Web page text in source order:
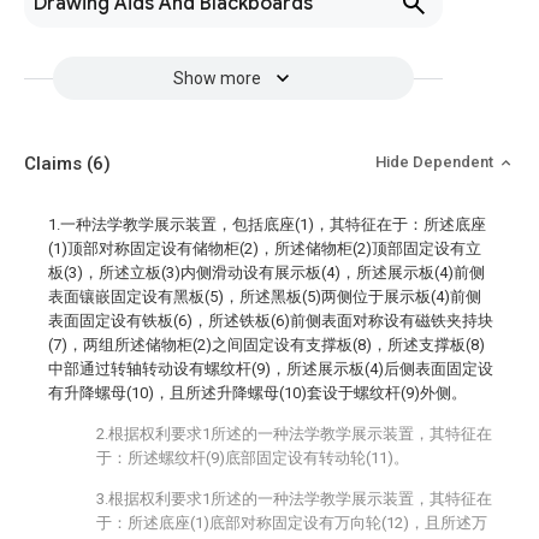
Show more
Claims (6) Hide Dependent
1.一种法学教学展示装置，包括底座(1)，其特征在于：所述底座
(1)顶部对称固定设有储物柜(2)，所述储物柜(2)顶部固定设有立
板(3)，所述立板(3)内侧滑动设有展示板(4)，所述展示板(4)前侧
表面镶嵌固定设有黑板(5)，所述黑板(5)两侧位于展示板(4)前侧
表面固定设有铁板(6)，所述铁板(6)前侧表面对称设有磁铁夹持块
(7)，两组所述储物柜(2)之间固定设有支撑板(8)，所述支撑板(8)
中部通过转轴转动设有螺纹杆(9)，所述展示板(4)后侧表面固定设
有升降螺母(10)，且所述升降螺母(10)套设于螺纹杆(9)外侧。
2.根据权利要求1所述的一种法学教学展示装置，其特征在
于：所述螺纹杆(9)底部固定设有转动轮(11)。
3.根据权利要求1所述的一种法学教学展示装置，其特征在
于：所述底座(1)底部对称固定设有万向轮(12)，且所述万